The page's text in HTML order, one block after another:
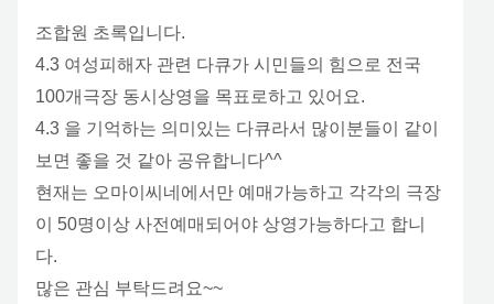
조합원 초록입니다.
4.3 여성피해자 관련 다큐가 시민들의 힘으로 전국
100개극장 동시상영을 목표로하고 있어요.
4.3 을 기억하는 의미있는 다큐라서 많이분들이 같이
보면 좋을 것 같아 공유합니다^^
현재는 오마이씨네에서만 예매가능하고 각각의 극장
이 50명이상 사전예매되어야 상영가능하다고 합니
다.
많은 관심 부탁드려요~~